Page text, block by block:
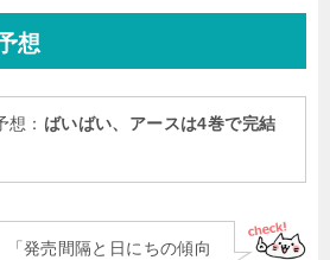
想
想： ばいばい、アースは4巻で完結
発売間隔と日にちの傾向